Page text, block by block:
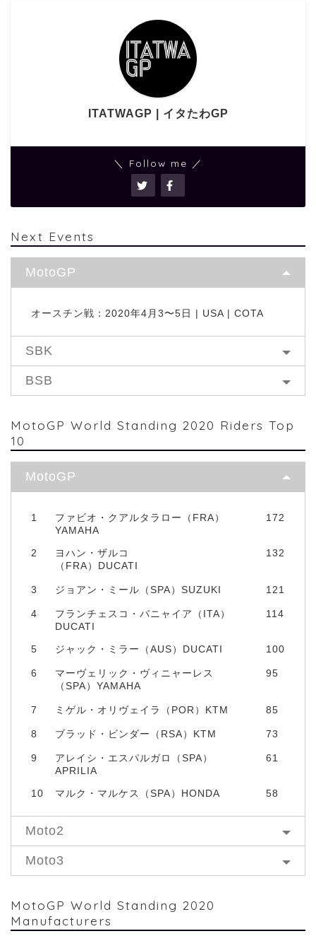
ITATWAGP | イタたわGP
＼ Follow me ／
Next Events
MotoGP
オースチン戦：2020年4月3〜5日 | USA | COTA
SBK
BSB
MotoGP World Standing 2020 Riders Top
10
MotoGP
1
ファビオ・クアルタラロー（FRA）
YAMAHA
172
2
ヨハン・ザルコ
（FRA）DUCATI
132
3 ジョアン・ミール（SPA）SUZUKI 121
4
フランチェスコ・バニャイア（ITA）
DUCATI
114
5 ジャック・ミラー（AUS）DUCATI 100
6
マーヴェリック・ヴィニャーレス
（SPA）YAMAHA
95
7 ミゲル・オリヴェイラ（POR）KTM 85
8 ブラッド・ビンダー（RSA）KTM 73
9
アレイシ・エスパルガロ（SPA）
APRILIA
61
10 マルク・マルケス（SPA）HONDA 58
Moto2
Moto3
MotoGP World Standing 2020
Manufacturers